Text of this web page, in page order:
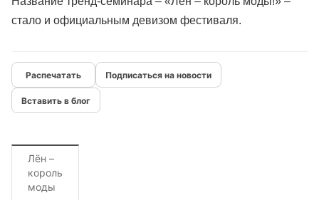
стало и официальным девизом фестиваля.
Подписаться на новости
Вставить в блог
Лён –
король
моды